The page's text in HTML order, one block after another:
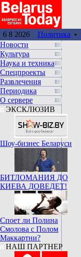
6 8 2026 Политика •
Новости
Культура
Наука и техника
Спецпроекты
Развлечения
Периодика
О сервере
ЭКСКЛЮЗИВ
Шоу-бизнес Беларуси
БИТЛОМАНИЯ ДО
КИЕВА ДОВЕДЕТ!
Споет ли Полина
Смолова с Полом
Маккартни?
НАШ ПАРТНЕР